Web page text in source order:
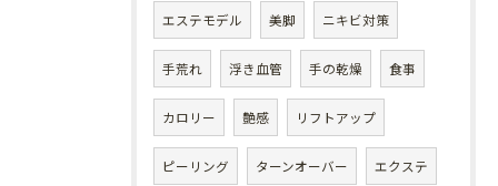
エステモデル 美脚 ニキビ対策
手荒れ 浮き血管 手の乾燥 食事
カロリー 艶感 リフトアップ
ピーリング ターンオーバー エクステ